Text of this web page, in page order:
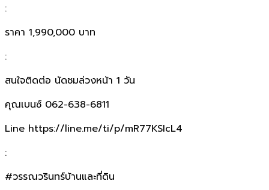
:
ราคา 1,990,000 บาท
:
สนใจติดต่อ นัดชมล่วงหน้า 1 วัน
คุณเบนซ์ 062-638-6811
Line https://line.me/ti/p/mR77KSIcL4
:
#วรรณวรินทร์บ้านและที่ดิน